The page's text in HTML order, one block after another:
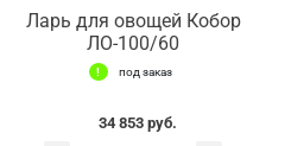
Ларь для овощей Кобор
ЛО-100/60
под заказ
34 853 руб.